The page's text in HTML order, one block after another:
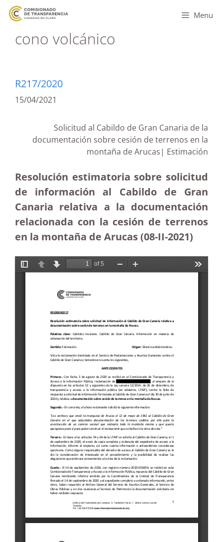
Menu
cono volcánico
R217/2020
15/04/2021
Solicitud al Cabildo de Gran Canaria de la
documentación sobre cesión de terrenos en la
montaña de Arucas| Estimación
Resolución estimatoria sobre solicitud
de información al Cabildo de Gran
Canaria relativa a la documentación
relacionada con la cesión de terrenos
en la montaña de Arucas (08-II-2021)